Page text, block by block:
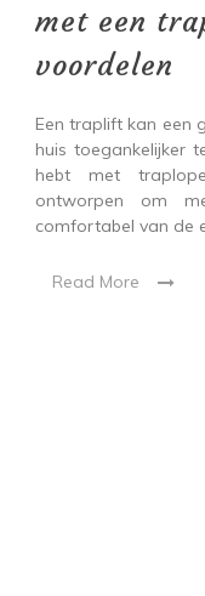
met een
voordelen
Een traplift kan een
huis toegankelijker
hebt met
ontworpen om
comfortabel van de
Read More